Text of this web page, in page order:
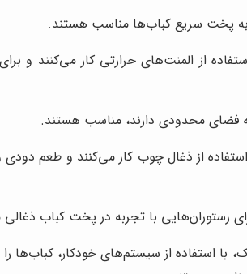
به پخت سریع کباب‌ها مناسب هستند.
از المنت‌های حرارتی کار می‌کنند و
فضای محدودی دارند، مناسب هستند.
از ذغال چوب کار می‌کنند و طعم
رستوران‌هایی با تجربه در پخت کباب
با استفاده از سیستم‌های خودکار،